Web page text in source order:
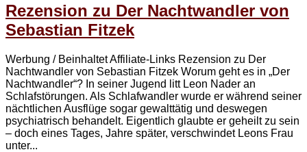
Rezension zu Der Nachtwandler von
Sebastian Fitzek
Werbung / Beinhaltet Affiliate-Links Rezension zu Der
Nachtwandler von Sebastian Fitzek Worum geht es in „Der
Nachtwandler“? In seiner Jugend litt Leon Nader an
Schlafstörungen. Als Schlafwandler wurde er während seiner
nächtlichen Ausflüge sogar gewalttätig und deswegen
psychiatrisch behandelt. Eigentlich glaubte er geheilt zu sein
– doch eines Tages, Jahre später, verschwindet Leons Frau
unter...